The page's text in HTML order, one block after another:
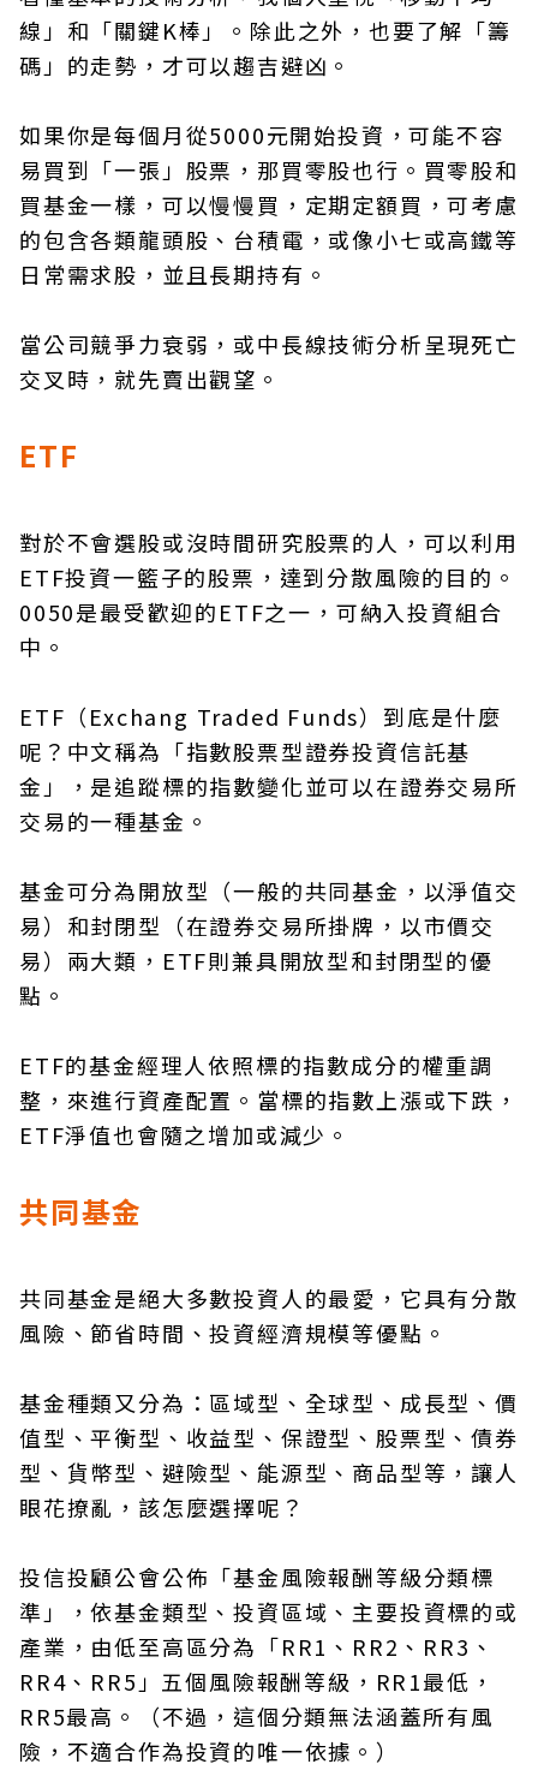
線」和「關鍵K棒」。除此之外，也要了解「籌
碼」的走勢，才可以趨吉避凶。
如果你是每個月從5000元開始投資，可能不容
易買到「一張」股票，那買零股也行。買零股和
買基金一樣，可以慢慢買，定期定額買，可考慮
的包含各類龍頭股、台積電，或像小七或高鐵等
日常需求股，並且長期持有。
當公司競爭力衰弱，或中長線技術分析呈現死亡
交叉時，就先賣出觀望。
ETF
對於不會選股或沒時間研究股票的人，可以利用
ETF投資一籃子的股票，達到分散風險的目的。
0050是最受歡迎的ETF之一，可納入投資組合
中。
ETF（Exchang Traded Funds）到底是什麼
呢？中文稱為「指數股票型證券投資信託基
金」，是追蹤標的指數變化並可以在證券交易所
交易的一種基金。
基金可分為開放型（一般的共同基金，以淨值交
易）和封閉型（在證券交易所掛牌，以市價交
易）兩大類，ETF則兼具開放型和封閉型的優
點。
ETF的基金經理人依照標的指數成分的權重調
整，來進行資產配置。當標的指數上漲或下跌，
ETF淨值也會隨之增加或減少。
共同基金
共同基金是絕大多數投資人的最愛，它具有分散
風險、節省時間、投資經濟規模等優點。
基金種類又分為：區域型、全球型、成長型、價
值型、平衡型、收益型、保證型、股票型、債券
型、貨幣型、避險型、能源型、商品型等，讓人
眼花撩亂，該怎麼選擇呢？
投信投顧公會公佈「基金風險報酬等級分類標
準」，依基金類型、投資區域、主要投資標的或
產業，由低至高區分為「RR1、RR2、RR3、
RR4、RR5」五個風險報酬等級，RR1最低，
RR5最高。（不過，這個分類無法涵蓋所有風
險，不適合作為投資的唯一依據。）